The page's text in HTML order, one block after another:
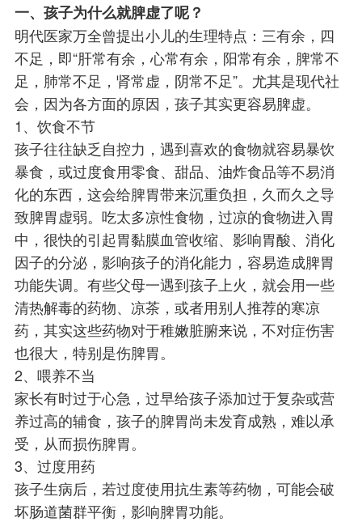
一、孩子为什么就脾虚了呢？
明代医家万全曾提出小儿的生理特点：三有余，四
不足，即“肝常有余，心常有余，阳常有余，脾常不
足，肺常不足，肾常虚，阴常不足”。尤其是现代社
会，因为各方面的原因，孩子其实更容易脾虚。
1、饮食不节
孩子往往缺乏自控力，遇到喜欢的食物就容易暴饮
暴食，或过度食用零食、甜品、油炸食品等不易消
化的东西，这会给脾胃带来沉重负担，久而久之导
致脾胃虚弱。吃太多凉性食物，过凉的食物进入胃
中，很快的引起胃黏膜血管收缩、影响胃酸、消化
因子的分泌，影响孩子的消化能力，容易造成脾胃
功能失调。有些父母一遇到孩子上火，就会用一些
清热解毒的药物、凉茶，或者用别人推荐的寒凉
药，其实这些药物对于稚嫩脏腑来说，不对症伤害
也很大，特别是伤脾胃。
2、喂养不当
家长有时过于心急，过早给孩子添加过于复杂或营
养过高的辅食，孩子的脾胃尚未发育成熟，难以承
受，从而损伤脾胃。
3、过度用药
孩子生病后，若过度使用抗生素等药物，可能会破
坏肠道菌群平衡，影响脾胃功能。